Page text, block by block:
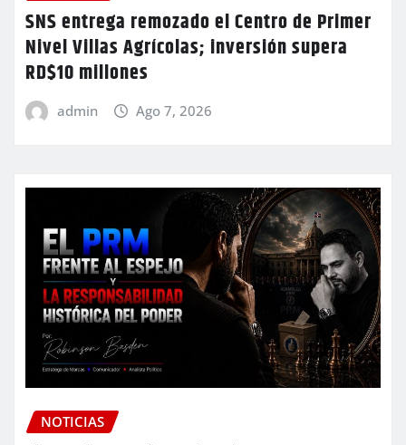
SNS entrega remozado el Centro de Primer
Nivel Villas Agrícolas; inversión supera
RD$10 millones
admin Ago 7, 2026
NOTICIAS